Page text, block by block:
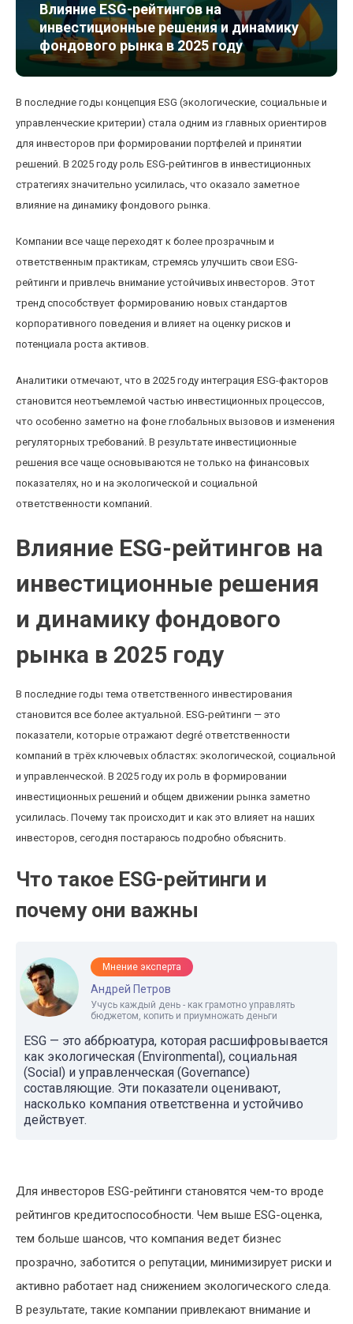
Влияние ESG-рейтингов на
инвестиционные решения и динамику
фондового рынка в 2025 году
В последние годы концепция ESG (экологические, социальные и
управленческие критерии) стала одним из главных ориентиров
для инвесторов при формировании портфелей и принятии
решений. В 2025 году роль ESG-рейтингов в инвестиционных
стратегиях значительно усилилась, что оказало заметное
влияние на динамику фондового рынка.
Компании все чаще переходят к более прозрачным и
ответственным практикам, стремясь улучшить свои ESG-
рейтинги и привлечь внимание устойчивых инвесторов. Этот
тренд способствует формированию новых стандартов
корпоративного поведения и влияет на оценку рисков и
потенциала роста активов.
Аналитики отмечают, что в 2025 году интеграция ESG-факторов
становится неотъемлемой частью инвестиционных процессов,
что особенно заметно на фоне глобальных вызовов и изменения
регуляторных требований. В результате инвестиционные
решения все чаще основываются не только на финансовых
показателях, но и на экологической и социальной
ответственности компаний.
Влияние ESG-рейтингов на
инвестиционные решения
и динамику фондового
рынка в 2025 году
В последние годы тема ответственного инвестирования
становится все более актуальной. ESG-рейтинги — это
показатели, которые отражают degré ответственности
компаний в трёх ключевых областях: экологической, социальной
и управленческой. В 2025 году их роль в формировании
инвестиционных решений и общем движении рынка заметно
усилилась. Почему так происходит и как это влияет на наших
инвесторов, сегодня постараюсь подробно объяснить.
Что такое ESG-рейтинги и
почему они важны
Мнение эксперта
Андрей Петров
Учусь каждый день - как грамотно управлять
бюджетом, копить и приумножать деньги
ESG — это аббрюатура, которая расшифровывается
как экологическая (Environmental), социальная
(Social) и управленческая (Governance)
составляющие. Эти показатели оценивают,
насколько компания ответственна и устойчиво
действует.
Для инвесторов ESG-рейтинги становятся чем-то вроде
рейтингов кредитоспособности. Чем выше ESG-оценка,
тем больше шансов, что компания ведет бизнес
прозрачно, заботится о репутации, минимизирует риски и
активно работает над снижением экологического следа.
В результате, такие компании привлекают внимание и